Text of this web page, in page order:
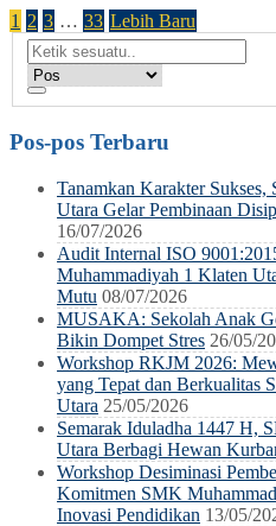
1 2 3 … 33 Lebih Baru
Pos-pos Terbaru
Tanamkan Karakter
Utara Gelar Pembinaan
16/07/2026
Audit Internal ISO
Muhammadiyah 1 Klaten
Mutu 08/07/2026
MUSAKA: Sekolah Anak
Bikin Dompet Stres 26/05/
Workshop RKJM 2026:
yang Tepat dan Berkualitas
Utara 25/05/2026
Semarak Iduladha 1447 H,
Utara Berbagi Hewan
Workshop Desiminasi
Komitmen SMK
Inovasi Pendidikan 13/05/